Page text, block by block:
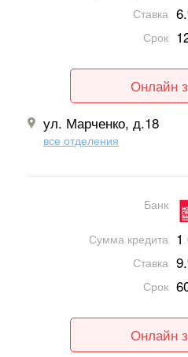
Ставка
Срок
Онлайн
ул. Марченко, д.18
все отделения
Банк
Сумма кредита 1
Ставка
Срок
Онлайн